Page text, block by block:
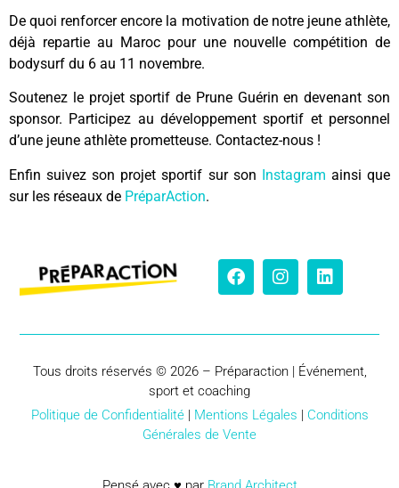
De quoi renforcer encore la motivation de notre jeune athlète,
déjà repartie au Maroc pour une nouvelle compétition de
bodysurf du 6 au 11 novembre.
Soutenez le projet sportif de Prune Guérin en devenant son
sponsor. Participez au développement sportif et personnel
d’une jeune athlète prometteuse. Contactez-nous !
Enfin suivez son projet sportif sur son Instagram ainsi que
sur les réseaux de PréparAction.
Tous droits réservés © 2026 – Préparaction | Événement,
sport et coaching
Politique de Confidentialité| Mentions Légales | Conditions
Générales de Vente